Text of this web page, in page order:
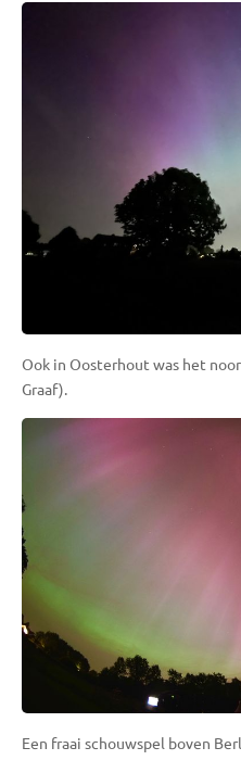
Ook in Oosterhout was het
Graaf).
Een fraai schouwspel boven